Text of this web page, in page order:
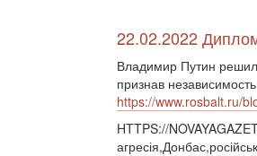
22.02.2022
Владимир Путин решил
признав
https://www.rosbalt.ru/
HTTPS://